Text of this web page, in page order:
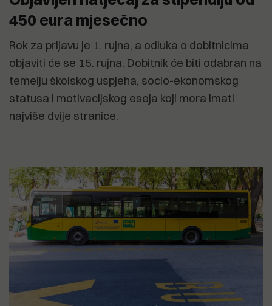
450 eura mjesečno
Rok za prijavu je 1. rujna, a odluka o dobitnicima
objaviti će se 15. rujna. Dobitnik će biti odabran na
temelju školskog uspjeha, socio-ekonomskog
statusa i motivacijskog eseja koji mora imati
najviše dvije stranice.